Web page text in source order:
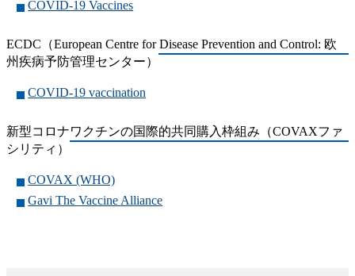
COVID-19 Vaccines
ECDC（European Centre for Disease Prevention and Control: 欧
州疾病予防管理センター）
COVID-19 vaccination
新型コロナワクチンの国際的共同購入枠組み（COVAXファ
シリティ）
COVAX (WHO)
Gavi The Vaccine Alliance